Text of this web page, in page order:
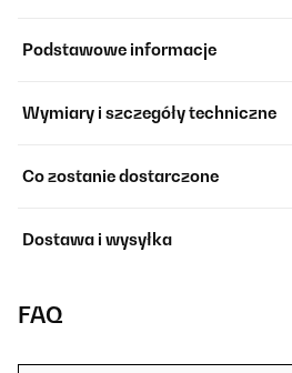
Podstawowe informacje
Wymiary i szczegóły techniczne
Co zostanie dostarczone
Dostawa i wysyłka
FAQ